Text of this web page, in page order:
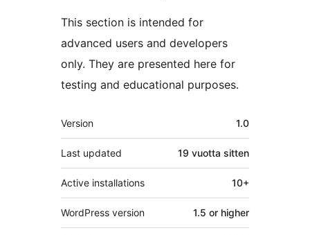
This section is intended for
advanced users and developers
only. They are presented here for
testing and educational purposes.
Metatiedot
Version 1.0
Last updated 19 vuotta sitten
Active installations 10+
WordPress version 1.5 or higher